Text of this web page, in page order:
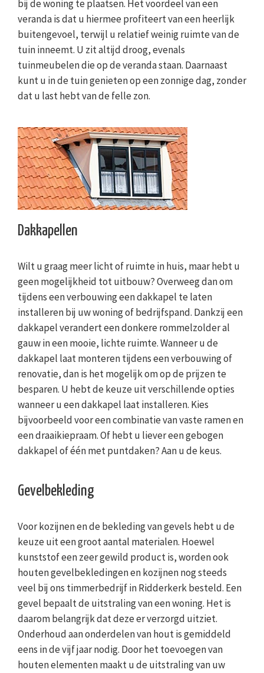
bij de woning te plaatsen. Het voordeel van een
veranda is dat u hiermee profiteert van een heerlijk
buitengevoel, terwijl u relatief weinig ruimte van de
tuin inneemt. U zit altijd droog, evenals
tuinmeubelen die op de veranda staan. Daarnaast
kunt u in de tuin genieten op een zonnige dag, zonder
dat u last hebt van de felle zon.
Dakkapellen
Wilt u graag meer licht of ruimte in huis, maar hebt u
geen mogelijkheid tot uitbouw? Overweeg dan om
tijdens een verbouwing een dakkapel te laten
installeren bij uw woning of bedrijfspand. Dankzij een
dakkapel verandert een donkere rommelzolder al
gauw in een mooie, lichte ruimte. Wanneer u de
dakkapel laat monteren tijdens een verbouwing of
renovatie, dan is het mogelijk om op de prijzen te
besparen. U hebt de keuze uit verschillende opties
wanneer u een dakkapel laat installeren. Kies
bijvoorbeeld voor een combinatie van vaste ramen en
een draaikiepraam. Of hebt u liever een gebogen
dakkapel of één met puntdaken? Aan u de keus.
Gevelbekleding
Voor kozijnen en de bekleding van gevels hebt u de
keuze uit een groot aantal materialen. Hoewel
kunststof een zeer gewild product is, worden ook
houten gevelbekledingen en kozijnen nog steeds
veel bij ons timmerbedrijf in Ridderkerk besteld. Een
gevel bepaalt de uitstraling van een woning. Het is
daarom belangrijk dat deze er verzorgd uitziet.
Onderhoud aan onderdelen van hout is gemiddeld
eens in de vijf jaar nodig. Door het toevoegen van
houten elementen maakt u de uitstraling van uw